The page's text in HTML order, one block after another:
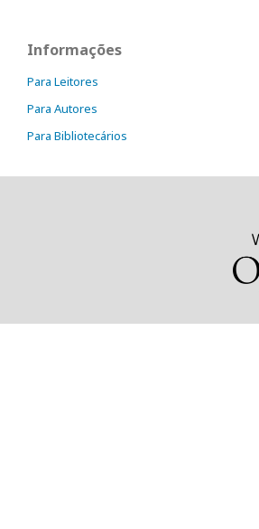
Informações
Para Leitores
Para Autores
Para Bibliotecários